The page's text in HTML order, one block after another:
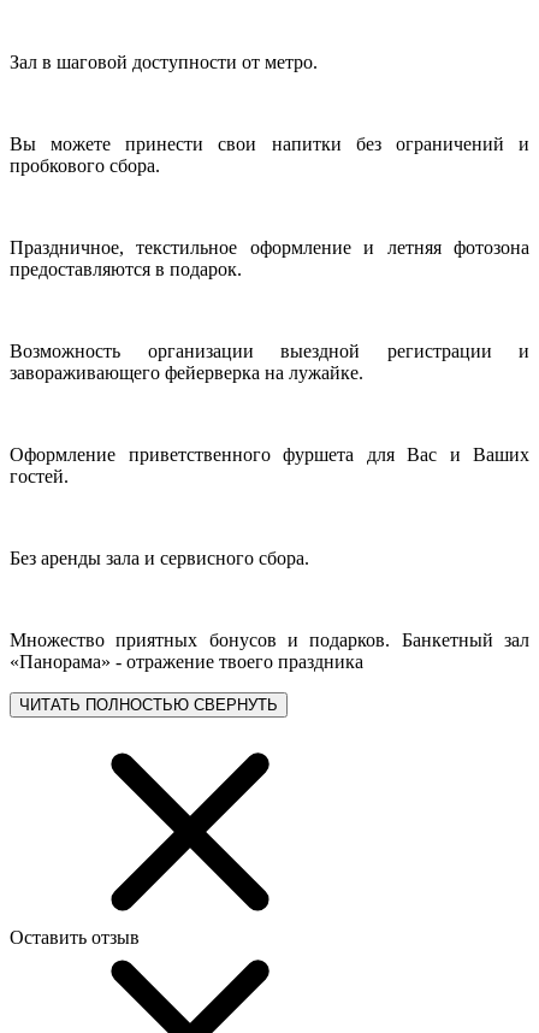
Зал в шаговой доступности от метро.
Вы можете принести свои напитки без ограничений и
пробкового сбора.
Праздничное, текстильное оформление и летняя фотозона
предоставляются в подарок.
Возможность организации выездной регистрации и
завораживающего фейерверка на лужайке.
Оформление приветственного фуршета для Вас и Ваших
гостей.
Без аренды зала и сервисного сбора.
Множество приятных бонусов и подарков. Банкетный зал
«Панорама» - отражение твоего праздника
ЧИТАТЬ ПОЛНОСТЬЮ СВЕРНУТЬ
Оставить отзыв